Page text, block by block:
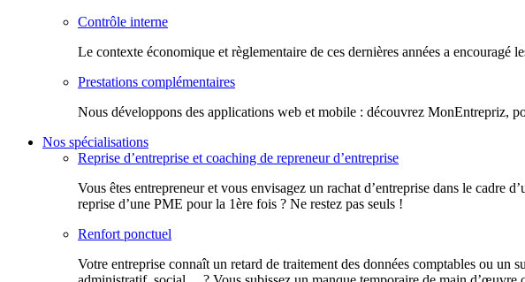
Contrôle interne
Le contexte économique et règlementaire de ces dernières années a encouragé
Prestations complémentaires
Nous développons des applications web et mobile : découvrez MonEntrepriz,
Nos spécialisations
Reprise d’entreprise et coaching de repreneur d’entreprise
Vous êtes entrepreneur et vous envisagez un rachat d’entreprise dans le cadre
reprise d’une PME pour la 1ère fois ? Ne restez pas seuls !
Renfort ponctuel
Votre entreprise connaît un retard de traitement des données comptables ou un